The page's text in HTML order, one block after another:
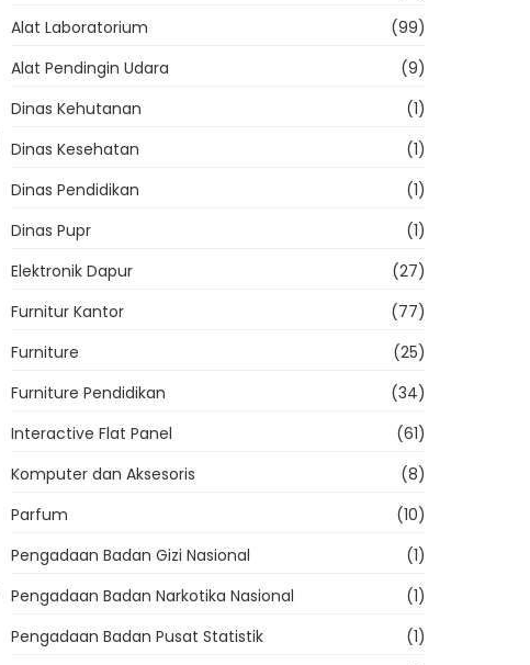
Alat Laboratorium
(99)
Alat Pendingin Udara
(9)
Dinas Kehutanan
(1)
Dinas Kesehatan
(1)
Dinas Pendidikan
(1)
Dinas Pupr
(1)
Elektronik Dapur
(27)
Furnitur Kantor
(77)
Furniture
(25)
Furniture Pendidikan
(34)
Interactive Flat Panel
(61)
Komputer dan Aksesoris
(8)
Parfum
(10)
Pengadaan Badan Gizi Nasional
(1)
Pengadaan Badan Narkotika Nasional
(1)
Pengadaan Badan Pusat Statistik
(1)